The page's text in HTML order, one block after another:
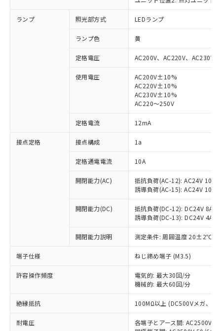
ランプ 照光部方式 LEDランプ
ランプ色 黄
定格電圧 AC200V、AC220V、AC230V
使用電圧
AC200V±10%
AC220V±10%
AC230V±10%
AC220～250V
定格電流 12mA
接点定格 接点構成 1a
定格通電電流 10A
開閉能力(AC)
抵抗負荷(AC-12): AC24V 10A/
誘導負荷(AC-15): AC24V
開閉能力(DC)
抵抗負荷(DC-12): DC24V 8A/
誘導負荷(DC-13): DC24V 4A/
開閉能力説明 測定条件: 周囲温度 20±2℃、
端子仕様 ねじ締め端子 (M3.5)
許容操作頻度
電気的: 最大30回/分
機械的: 最大60回/分
絶縁抵抗 100MΩ以上 (DC500Vメガ、点
耐電圧
各端子とアース間: AC2500V
ご利用条件
以下の条件をお読みいただき、同意のうえ
本サービスは、当社制御機器事業取扱
商品の当社在庫状況および標準価格
(税抜)を提供させていただくもので
当社制御機器事業取扱商品の中には、
本サービスの対象外となる商品もある
ことをご了承ください。
在庫状況および標準価格照会結果は、
記載している更新日時点での社内デー
タに基づき作成されるものであり、閲
準価格とは異なる場合があることをご
対応済み：EU RoHS指令（10物質）の
非含有に対応した製品が提供可能な商品で
対応予定：EU RoHS指令（10物質）の非含
有に対応した製品に切り替える予定のある
対応予定なし：EU RoHS指令（10物質）の
非含有に非対応の商品で、対応品を出す予
調査・確認中：EU RoHS指令（10物質）の
非含有の対応状況を調査中または確認中の
非該当品：ライセンス料など無形物で、有
害物質有無と関係のない商品です。
仕入先様の事情により、非含有部品として
いたものが、含有品と判明した場合などや
むを得ず変更することがあります。
*EU RoHS指令（10物質）：
鉛(Pb) 1000ppm以下、 水銀(Hg) 1000ppm以下、 カド
六価クロム(Cr(Ⅵ)) 1000ppm以下、ポリ臭化ビフェニル
「○」：最大均質材料含有率が中国RoHSの
基準値以下であることを示します。
「×」：最大均質材料含有率が中国RoHSの
基準値を超えていることを示します。
「－」：未確認です。当社販売部門へお問
当社は、これら貴社製品のうち、外国
為替および外国貿易法に定める商品
（以下｢規制貨物等」という）を輸出
または国外への提供する場合は、日本
国政府の輸出許可(または役務取引許
可)を取得するなどの必要な手続きを